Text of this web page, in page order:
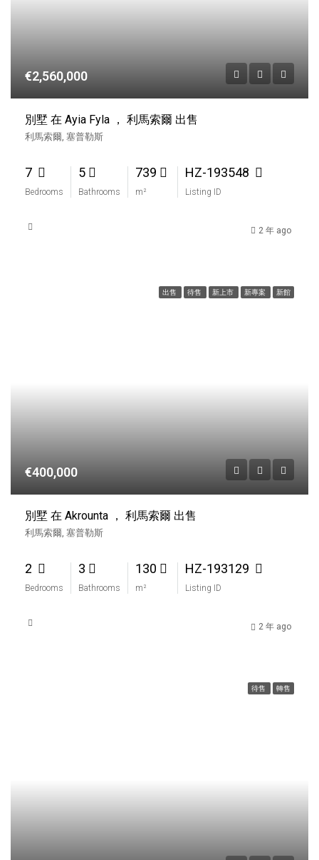
€2,560,000
別墅 在 Ayia Fyla ， 利馬索爾 出售
利馬索爾, 塞普勒斯
7
Bedrooms
5
Bathrooms
739
m²
HZ-193548
Listing ID
2 年 ago
出售 待售 新上市 新專案 新館
€400,000
別墅 在 Akrounta ， 利馬索爾 出售
利馬索爾, 塞普勒斯
2
Bedrooms
3
Bathrooms
130
m²
HZ-193129
Listing ID
2 年 ago
待售 轉售